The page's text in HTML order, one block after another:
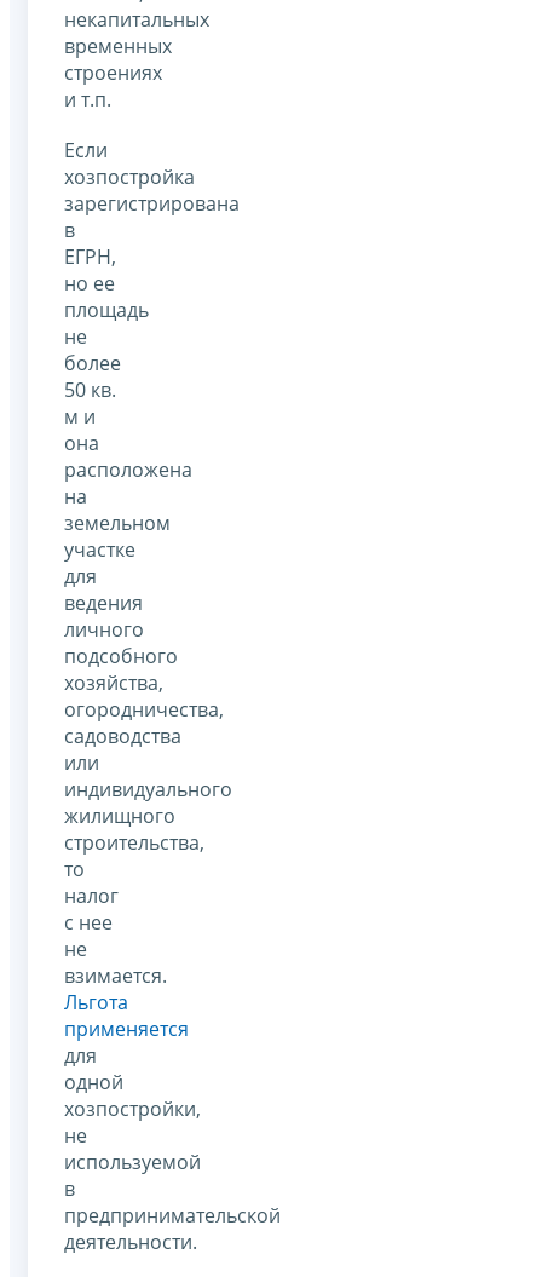
некапитальных
временных
строениях
и т.п.
Если
хозпостройка
зарегистрирована
в
ЕГРН,
но ее
площадь
не
более
50 кв.
м и
она
расположена
на
земельном
участке
для
ведения
личного
подсобного
хозяйства,
огородничества,
садоводства
или
индивидуального
жилищного
строительства,
то
налог
с нее
не
взимается.
Льгота
применяется
для
одной
хозпостройки,
не
используемой
в
предпринимательской
деятельности.